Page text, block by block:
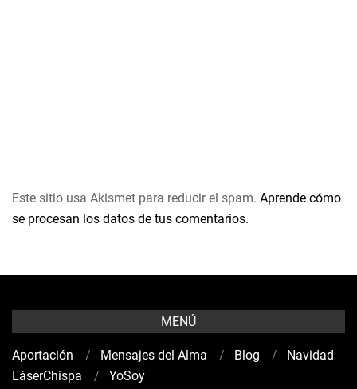
Este sitio usa Akismet para reducir el spam. Aprende cómo
se procesan los datos de tus comentarios.
MENÚ
Aportación Mensajes del Alma Blog
Navidad
LáserChispa
YoSoy